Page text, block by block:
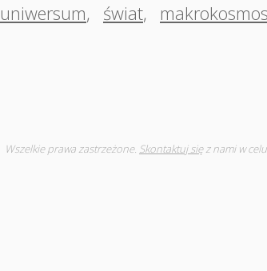
uniwersum, świat, makrokosmos
Wszelkie prawa zastrzeżone. Skontaktuj sięz nami w